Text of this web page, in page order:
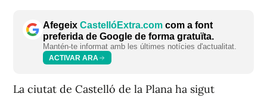
Afegeix CastellóExtra.com com a font
preferida de Google de forma gratuïta.
Mantén-te informat amb les últimes notícies d'actualitat.
ACTIVAR ARA
La ciutat de Castelló de la Plana ha sigut